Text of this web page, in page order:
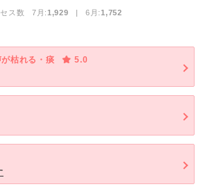
セス数 7月:1,929 | 6月:1,752
が枯れる・痰
5.0